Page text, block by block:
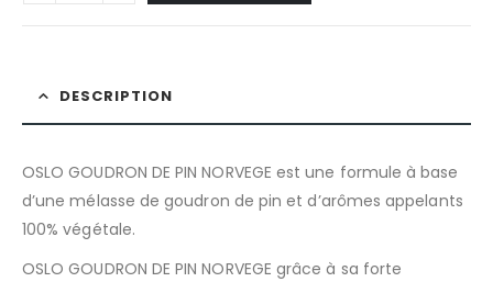
DESCRIPTION
OSLO GOUDRON DE PIN NORVEGE est une formule à base
d’une mélasse de goudron de pin et d’arômes appelants
100% végétale.
OSLO GOUDRON DE PIN NORVEGE grâce à sa forte